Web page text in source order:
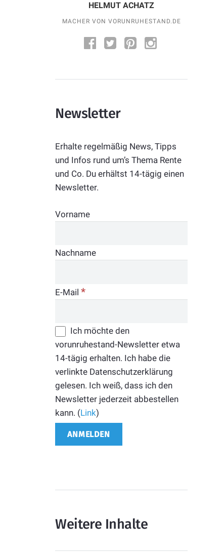
HELMUT ACHATZ
MACHER VON VORUNRUHESTAND.DE
Newsletter
Erhalte regelmäßig News, Tipps
und Infos rund um’s Thema Rente
und Co. Du erhältst 14-tägig einen
Newsletter.
Vorname
Nachname
E-Mail*
Ich möchte den
vorunruhestand-Newsletter etwa
14-tägig erhalten. Ich habe die
verlinkte Datenschutzerklärung
gelesen. Ich weiß, dass ich den
Newsletter jederzeit abbestellen
kann. (Link)
Weitere Inhalte